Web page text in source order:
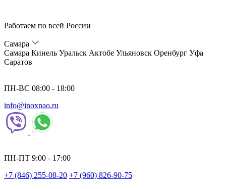
Работаем по всей России
Самара
Самара Кинель Уральск Актобе Ульяновск Оренбург Уфа
Саратов
ПН-ВС 08:00 - 18:00
info@inoxnao.ru
ПН-ПТ 9:00 - 17:00
+7 (846) 255-08-20 +7 (960) 826-90-75